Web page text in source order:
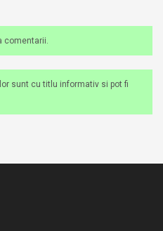
comentarii.
sunt cu titlu informativ si pot fi